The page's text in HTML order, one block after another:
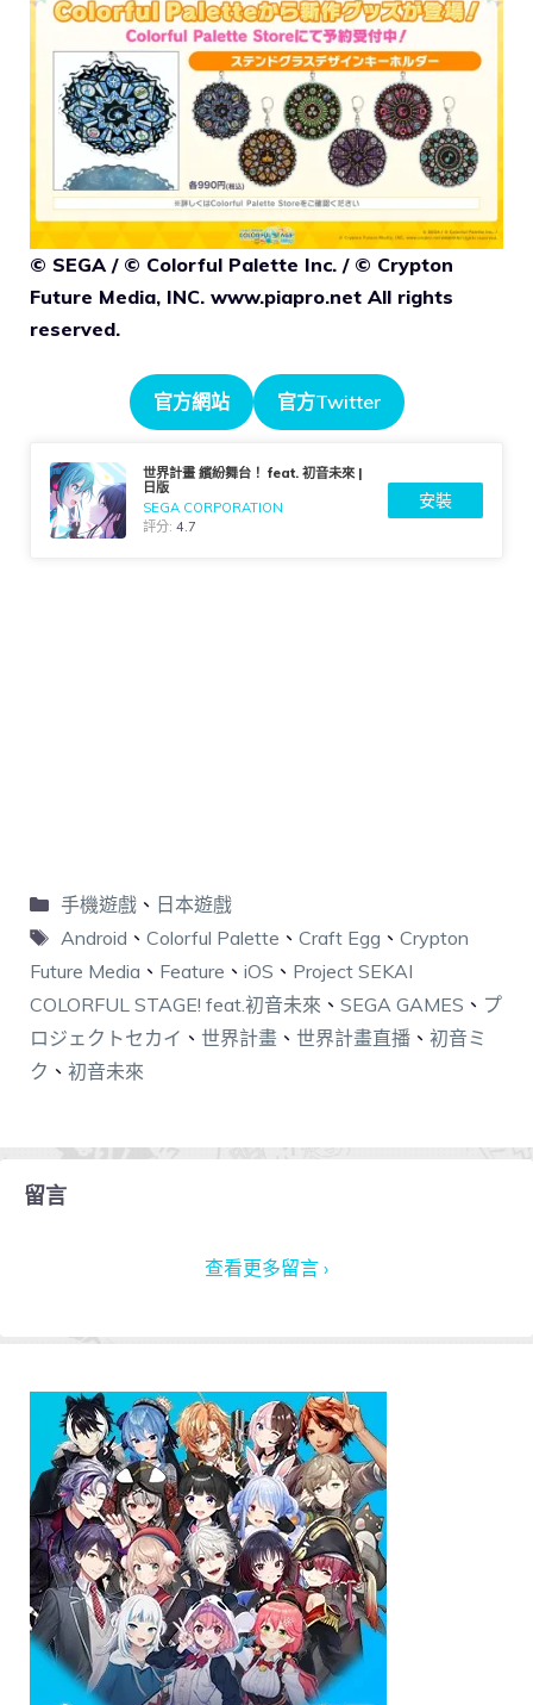
© SEGA / © Colorful Palette Inc. / © Crypton
Future Media, INC. www.piapro.net All rights
reserved.
官方網站 官方Twitter
世界計畫 繽紛舞台！ feat. 初音未來 |
日版
SEGA CORPORATION
評分:4.7
安裝
手機遊戲、 日本遊戲
Android 、 Colorful Palette 、 Craft Egg 、 Crypton
Future Media 、 Feature 、 iOS 、 Project SEKAI
COLORFUL STAGE! feat.初音未來 、 SEGA GAMES 、 プ
ロジェクトセカイ 、 世界計畫 、 世界計畫直播 、 初音ミ
ク 、 初音未來
留言
查看更多留言 ›